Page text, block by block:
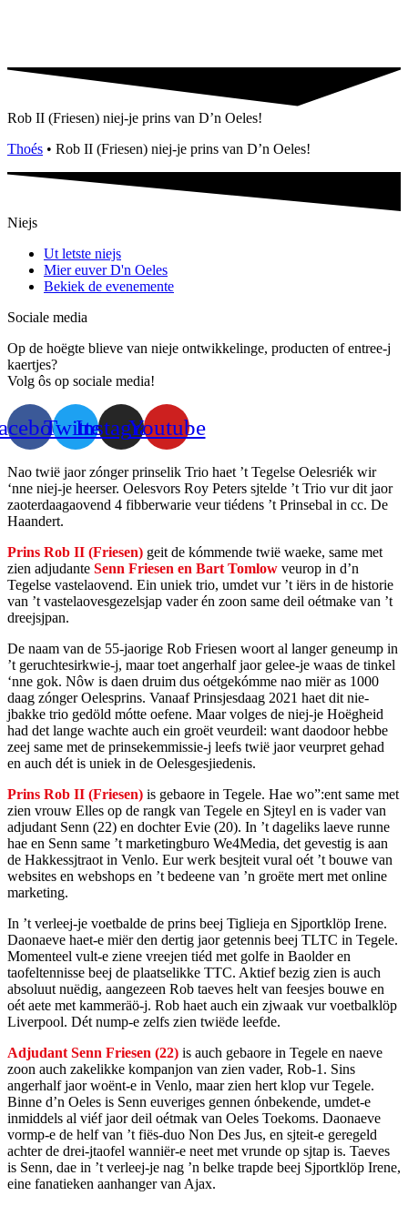
Rob II (Friesen) niej-je prins van D’n Oeles!
Thoés • Rob II (Friesen) niej-je prins van D’n Oeles!
Niejs
Ut letste niejs
Mier euver D'n Oeles
Bekiek de evenemente
Sociale media
Op de hoëgte blieve van nieje ontwikkelinge, producten of entree-j
kaertjes?
Volg ôs op sociale media!
TwitterInstagramYoutube
Nao twië jaor zónger prinselik Trio haet ’t Tegelse Oelesriék wir
‘nne niej-je heerser. Oelesvors Roy Peters sjtelde ’t Trio vur dit jaor
zaoterdaagaovend 4 fibberwarie veur tiédens ’t Prinsebal in cc. De
Haandert.
Prins Rob II (Friesen) geit de kómmende twië waeke, same met
zien adjudante Senn Friesen en Bart Tomlow veurop in d’n
Tegelse vastelaovend. Ein uniek trio, umdet vur ’t iërs in de historie
van ’t vastelaovesgezelsjap vader én zoon same deil oétmake van ’t
dreejsjpan.
De naam van de 55-jaorige Rob Friesen woort al langer geneump in
’t geruchtesirkwie-j, maar toet angerhalf jaor gelee-je waas de tinkel
‘nne gok. Nôw is daen druim dus oétgekómme nao miër as 1000
daag zónger Oelesprins. Vanaaf Prinsjesdaag 2021 haet dit nie-
jbakke trio gedöld mótte oefene. Maar volges de niej-je Hoëgheid
had det lange wachte auch ein groët veurdeil: want daodoor hebbe
zeej same met de prinsekemmissie-j leefs twië jaor veurpret gehad
en auch dét is uniek in de Oelesgesjiedenis.
Prins Rob II (Friesen) is gebaore in Tegele. Hae wo”:ent same met
zien vrouw Elles op de rangk van Tegele en Sjteyl en is vader van
adjudant Senn (22) en dochter Evie (20). In ’t dageliks laeve runne
hae en Senn same ’t marketingburo We4Media, det gevestig is aan
de Hakkessjtraot in Venlo. Eur werk besjteit vural oét ’t bouwe van
websites en webshops en ’t bedeene van ’n groëte mert met online
marketing.
In ’t verleej-je voetbalde de prins beej Tiglieja en Sjportklöp Irene.
Daonaeve haet-e miër den dertig jaor getennis beej TLTC in Tegele.
Momenteel vult-e ziene vreejen tiéd met golfe in Baolder en
taofeltennisse beej de plaatselikke TTC. Aktief bezig zien is auch
absoluut nuëdig, aangezeen Rob taeves helt van feesjes bouwe en
oét aete met kammeräö-j. Rob haet auch ein zjwaak vur voetbalklöp
Liverpool. Dét nump-e zelfs zien twiëde leefde.
Adjudant Senn Friesen (22) is auch gebaore in Tegele en naeve
zoon auch zakelikke kompanjon van zien vader, Rob-1. Sins
angerhalf jaor woënt-e in Venlo, maar zien hert klop vur Tegele.
Binne d’n Oeles is Senn euveriges gennen ónbekende, umdet-e
inmiddels al viéf jaor deil oétmak van Oeles Toekoms. Daonaeve
vormp-e de helf van ’t fiës-duo Non Des Jus, en sjteit-e geregeld
achter de drei-jtaofel wanniër-e neet met vrunde op sjtap is. Taeves
is Senn, dae in ’t verleej-je nag ’n belke trapde beej Sjportklöp Irene,
eine fanatieken aanhanger van Ajax.